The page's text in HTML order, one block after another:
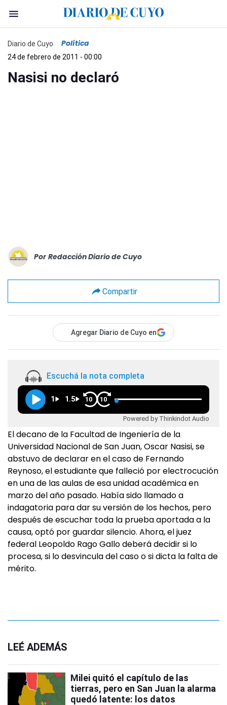
Diario de Cuyo Política
24 de febrero de 2011 - 00:00
Nasisi no declaró
Por Redacción Diario de Cuyo
Compartir
Agregar Diario de Cuyo en
Escuchá la nota completa
1 1.5 10 10
Powered by Thinkindot Audio
El decano de la Facultad de Ingeniería de la
Universidad Nacional de San Juan, Oscar Nasisi, se
abstuvo de declarar en el caso de Fernando
Reynoso, el estudiante que falleció por electrocución
en una de las aulas de esa unidad académica en
marzo del año pasado. Había sido llamado a
indagatoria para dar su versión de los hechos, pero
después de escuchar toda la prueba aportada a la
causa, optó por guardar silencio. Ahora, el juez
federal Leopoldo Rago Gallo deberá decidir si lo
procesa, si lo desvincula del caso o si dicta la falta de
mérito.
LEÉ ADEMÁS
Milei quitó el capítulo de las
tierras, pero en San Juan la alarma
quedó latente: los datos